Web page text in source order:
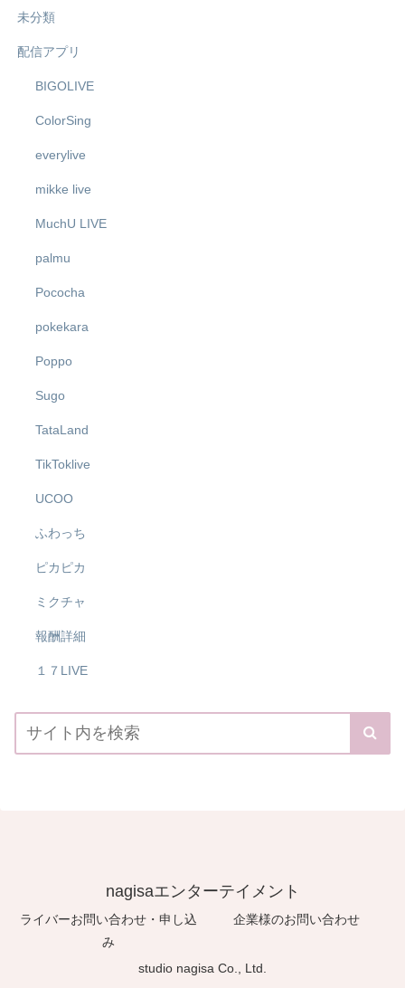
未分類
配信アプリ
BIGOLIVE
ColorSing
everylive
mikke live
MuchU LIVE
palmu
Pococha
pokekara
Poppo
Sugo
TataLand
TikToklive
UCOO
ふわっち
ピカピカ
ミクチャ
報酬詳細
１７LIVE
nagisaエンターテイメント
ライバーお問い合わせ・申し込
み
企業様のお問い合わせ
studio nagisa Co., Ltd.